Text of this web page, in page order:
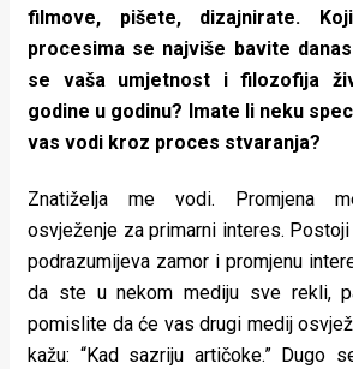
filmove, pišete, dizajnirate.
procesima se najviše bavite
se vaša umjetnost i filozofija
godine u godinu? Imate li neku
vas vodi kroz proces stvaranja?
Znatiželja me vodi. Promjena
osvježenje za primarni interes.
podrazumijeva zamor i promjenu
da ste u nekom mediju sve rekli,
pomislite da će vas drugi medij
kažu: “Kad sazriju artičoke.” Dugo